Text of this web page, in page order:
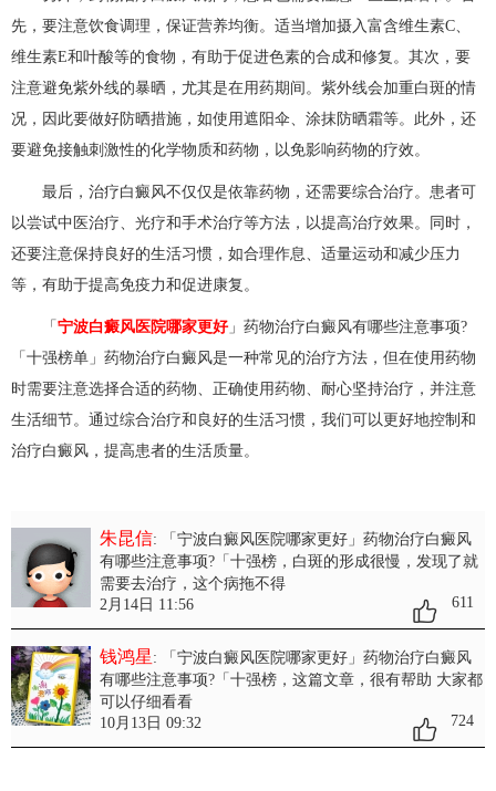
先，要注意饮食调理，保证营养均衡。适当增加摄入富含维生素C、
维生素E和叶酸等的食物，有助于促进色素的合成和修复。其次，要
注意避免紫外线的暴晒，尤其是在用药期间。紫外线会加重白斑的情
况，因此要做好防晒措施，如使用遮阳伞、涂抹防晒霜等。此外，还
要避免接触刺激性的化学物质和药物，以免影响药物的疗效。
最后，治疗白癜风不仅仅是依靠药物，还需要综合治疗。患者可
以尝试中医治疗、光疗和手术治疗等方法，以提高治疗效果。同时，
还要注意保持良好的生活习惯，如合理作息、适量运动和减少压力
等，有助于提高免疫力和促进康复。
「 宁波白癜风医院哪家更好」药物治疗白癜风有哪些注意事项?
「十强榜单」药物治疗白癜风是一种常见的治疗方法，但在使用药物
时需要注意选择合适的药物、正确使用药物、耐心坚持治疗，并注意
生活细节。通过综合治疗和良好的生活习惯，我们可以更好地控制和
治疗白癜风，提高患者的生活质量。
朱昆信: 「宁波白癜风医院哪家更好」药物治疗白癜风
有哪些注意事项?「十强榜 ，白斑的形成很慢，发现了就
需要去治疗，这个病拖不得
2月14日 11:56
611
钱鸿星 : 「宁波白癜风医院哪家更好」药物治疗白癜风
有哪些注意事项?「十强榜 ，这篇文章，很有帮助 大家都
可以仔细看看
10月13日 09:32
724